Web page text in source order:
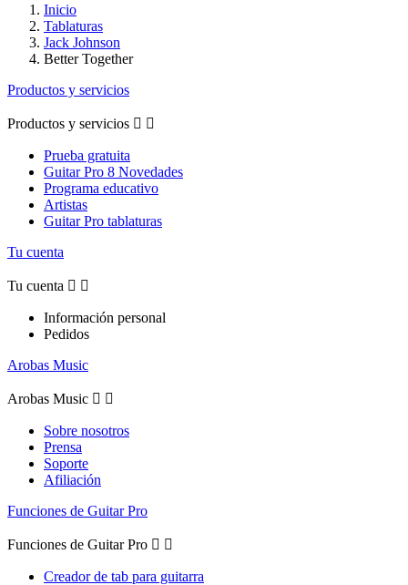
Inicio
Tablaturas
Jack Johnson
Better Together
Productos y servicios
Productos y servicios  
Prueba gratuita
Guitar Pro 8 Novedades
Programa educativo
Artistas
Guitar Pro tablaturas
Tu cuenta
Tu cuenta  
Información personal
Pedidos
Arobas Music
Arobas Music  
Sobre nosotros
Prensa
Soporte
Afiliación
Funciones de Guitar Pro
Funciones de Guitar Pro  
Creador de tab para guitarra